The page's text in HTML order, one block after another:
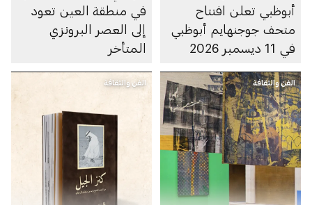
أبوظبي تعلن افتتاح
متحف جوجنهايم أبوظبي
في 11 ديسمبر 2026
في منطقة العين تعود
إلى العصر البرونزي
المتأخر
الفن والثقافة الفن والثقافة